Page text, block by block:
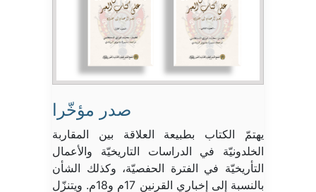
صدر مؤخّرا
يهتمّ الكتاب بطبيعة العلاقة بين المقاربة
الخلدونيّة في الدراسات التاريخيّة والأعمال
التأريخيّة في الفترة الحفصيّة، وكذلك الشأن
بالنسبة إلى إخباري القرنين 17م و18م. ويتنزّل